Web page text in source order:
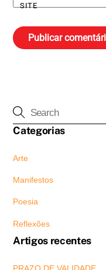
SITE
Categorias
Arte
Manifestos
Poesia
Reflexões
Artigos recentes